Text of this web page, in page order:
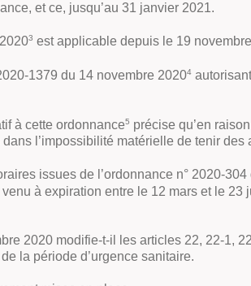
et ce, jusqu’au 31 janvier 2021.
3 est applicable depuis le 19
1379 du 14 novembre 20204
à cette ordonnance5 précise qu’en
l’impossibilité matérielle de tenir
issues de l’ordonnance n° 2020-
à expiration entre le 12 mars et le
2020 modifie-t-il les articles 22, 22-1,
la période d’urgence sanitaire.